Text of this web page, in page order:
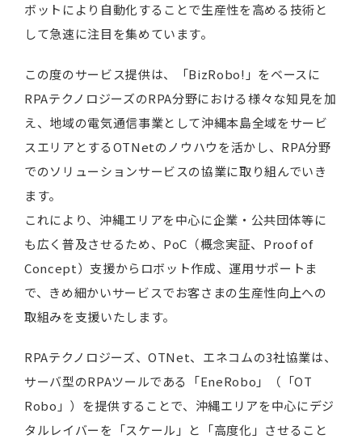
ボットにより自動化することで生産性を高める技術と
して急速に注目を集めています。
この度のサービス提供は、「BizRobo!」をベースに
RPAテクノロジーズのRPA分野における様々な知見を加
え、地域の電気通信事業として沖縄本島全域をサービ
スエリアとするOTNetのノウハウを活かし、RPA分野
でのソリューションサービスの協業に取り組んでいき
ます。
これにより、沖縄エリアを中心に企業・公共団体等に
も広く普及させるため、PoC（概念実証、Proof of
Concept）支援からロボット作成、運用サポートま
で、きめ細かいサービスでお客さまの生産性向上への
取組みを支援いたします。
RPAテクノロジーズ、OTNet、エネコムの3社協業は、
サーバ型のRPAツールである「EneRobo」（「OT
Robo」）を提供することで、沖縄エリアを中心にデジ
タルレイバーを「スケール」と「高度化」させること